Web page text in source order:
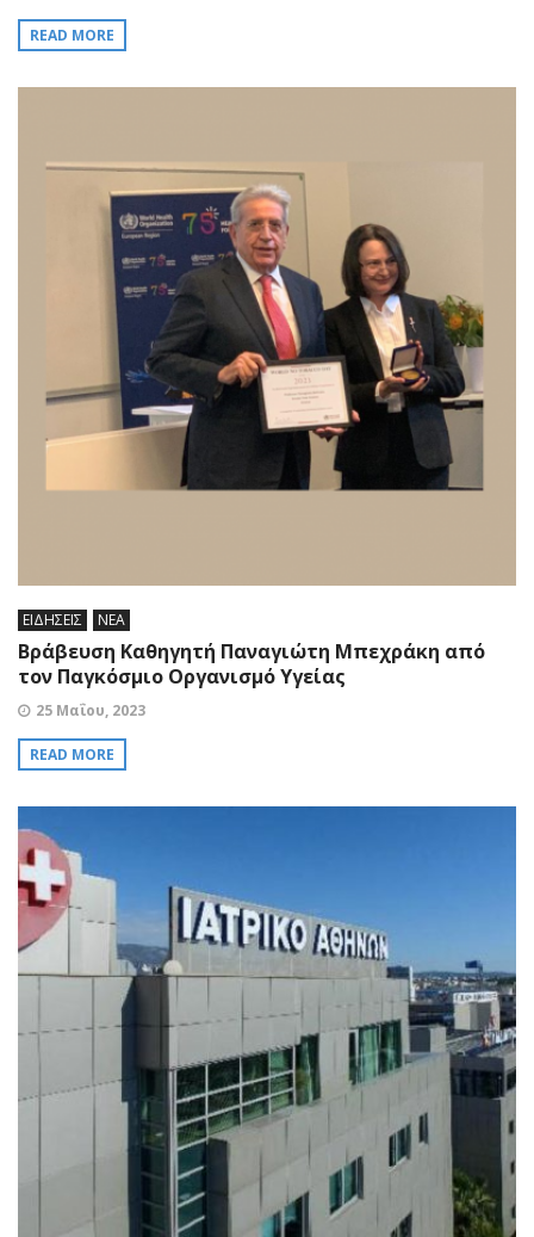
READ MORE
ΕΙΔΗΣΕΙΣ ΝΕΑ
Βράβευση Καθηγητή Παναγιώτη Μπεχράκη από
τον Παγκόσμιο Οργανισμό Υγείας
25 Μαΐου, 2023
READ MORE